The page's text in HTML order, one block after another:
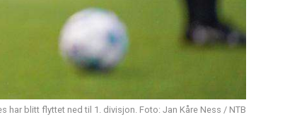
har blitt flyttet ned til 1. divisjon. Foto: Jan Kåre Ness / NTB